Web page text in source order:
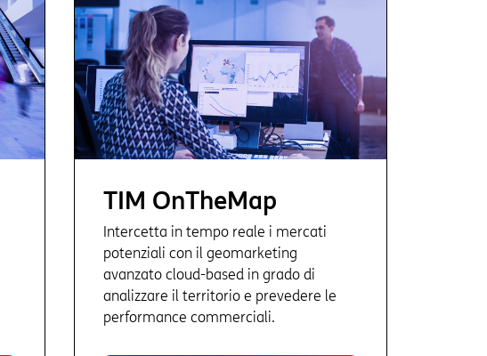
TIM OnTheMap
Intercetta in tempo reale i mercati
potenziali con il geomarketing
avanzato cloud-based in grado di
analizzare il territorio e prevedere le
performance commerciali.